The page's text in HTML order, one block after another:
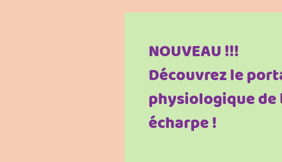
NOUVEAU !!!
Découvrez le
physiologique de
écharpe !